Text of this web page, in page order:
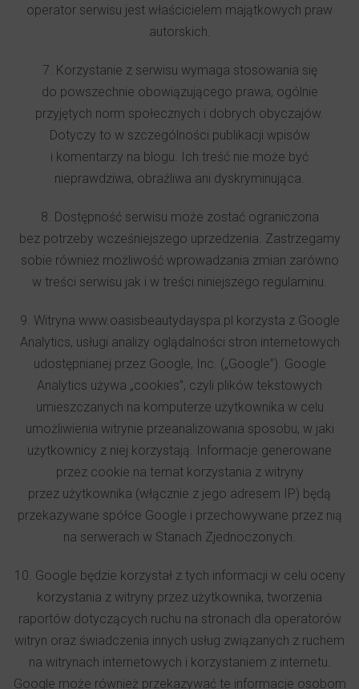
operator serwisu jest właścicielem majątkowych praw
autorskich.
7. Korzystanie z serwisu wymaga stosowania się
do powszechnie obowiązującego prawa, ogólnie
przyjętych norm społecznych i dobrych obyczajów.
Dotyczy to w szczególności publikacji wpisów
i komentarzy na blogu. Ich treść nie może być
nieprawdziwa, obraźliwa ani dyskryminująca.
8. Dostępność serwisu może zostać ograniczona
bez potrzeby wcześniejszego uprzedzenia. Zastrzegamy
sobie również możliwość wprowadzania zmian zarówno
w treści serwisu jak i w treści niniejszego regulaminu.
9. Witryna www.oasisbeautydayspa.pl korzysta z Google
Analytics, usługi analizy oglądalności stron internetowych
udostępnianej przez Google, Inc. („Google”). Google
Analytics używa „cookies”, czyli plików tekstowych
umieszczanych na komputerze użytkownika w celu
umożliwienia witrynie przeanalizowania sposobu, w jaki
użytkownicy z niej korzystają. Informacje generowane
przez cookie na temat korzystania z witryny
przez użytkownika (włącznie z jego adresem IP) będą
przekazywane spółce Google i przechowywane przez nią
na serwerach w Stanach Zjednoczonych.
10. Google będzie korzystał z tych informacji w celu oceny
korzystania z witryny przez użytkownika, tworzenia
raportów dotyczących ruchu na stronach dla operatorów
witryn oraz świadczenia innych usług związanych z ruchem
na witrynach internetowych i korzystaniem z internetu.
Google może również przekazywać te informacje osobom